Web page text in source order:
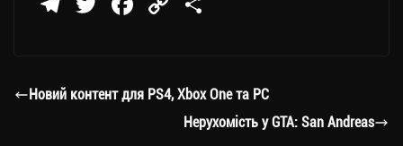
a
er ok Li
nk
ли
ти
Новий контент для PS4, Xbox One та PC
Нерухомість у GTA: San Andreas